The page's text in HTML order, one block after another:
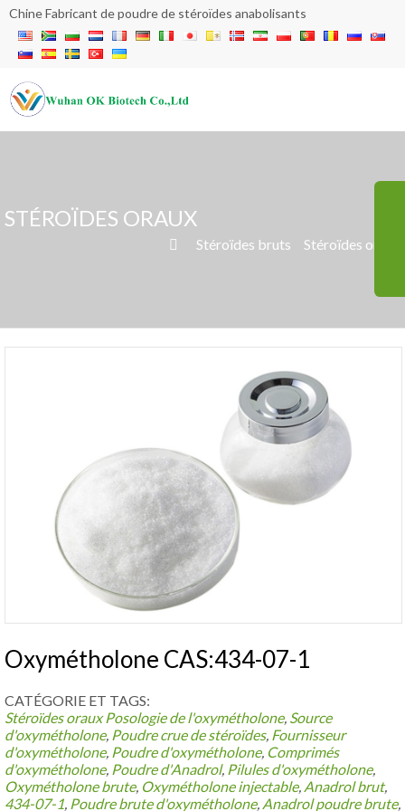
Chine Fabricant de poudre de stéroïdes anabolisants
STÉROÏDES ORAUX
 Stéroïdes bruts Stéroïdes oraux
Oxymétholone CAS:434-07-1
CATÉGORIE ET ​​TAGS:
Stéroïdes oraux Posologie de l'oxymétholone, Source
d'oxymétholone, Poudre crue de stéroïdes, Fournisseur
d'oxymétholone, Poudre d'oxymétholone, Comprimés
d'oxymétholone, Poudre d'Anadrol, Pilules d'oxymétholone,
Oxymétholone brute, Oxymétholone injectable, Anadrol brut,
434-07-1, Poudre brute d'oxymétholone, Anadrol poudre brute,